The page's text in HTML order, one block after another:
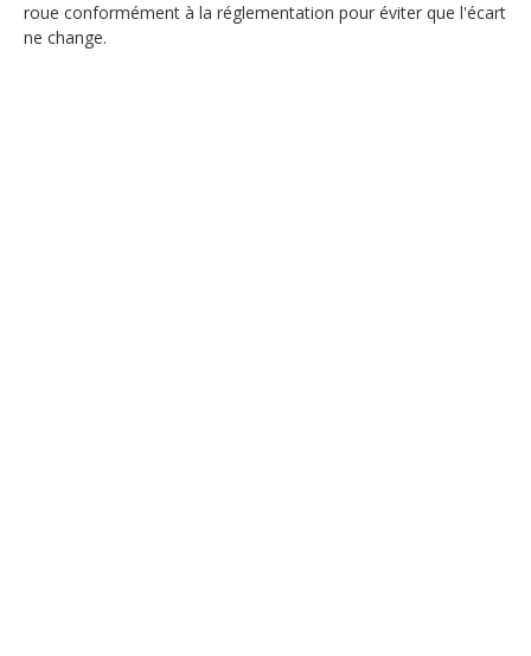
roue conformément à la réglementation pour éviter que l'écart
ne change.